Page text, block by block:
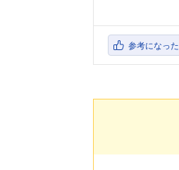
参考になった